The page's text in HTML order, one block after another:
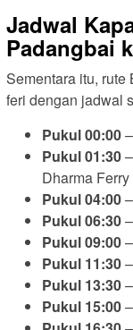
Jadwal
Padangbai
Sementara itu,
feri dengan jadwal
Pukul 00:00
Pukul 01:30
Dharma Ferry
Pukul 04:00
Pukul 06:30
Pukul 09:00
Pukul 11:30
Pukul 13:30
Pukul 15:00